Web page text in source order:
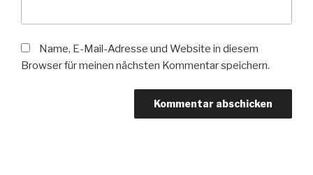
Name, E-Mail-Adresse und Website in diesem
Browser für meinen nächsten Kommentar speichern.